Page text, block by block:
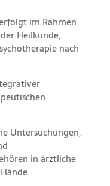
im Rahmen
Heilkunde,
nach
Untersuchungen,
in ärztliche